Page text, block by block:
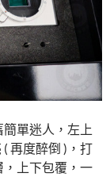
單迷人，左上
再度醉倒 )，打
上下包覆，一